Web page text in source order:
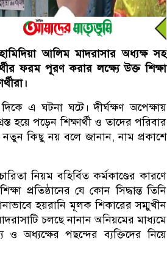
আলিম মাদরাসার অধ্যক্ষ সহ
ফরম পূরণ করার লক্ষ্যে উক্ত শিক্ষা
এ ঘটনা ঘটে। দীর্ঘক্ষণ অপেক্ষায়
হয়ে পড়েন শিক্ষার্থী ও তাদের পরিবার
নতুন কিছু নয় বলে জানান, নাম প্রকাশে
নিয়ম বহির্বিত কর্মকাণ্ডের কারণে
প্রতিষ্ঠানের যে কোন সিদ্ধান্ত তিনি
হয়রানি মূলক শিকারের সম্মুখীন
চলছে নানান অনিয়মের মাধ্যমে
অধ্যক্ষের পছন্দের ব্যক্তিদের নিয়ে